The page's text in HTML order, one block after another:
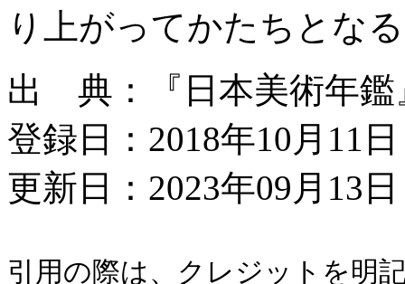
り上がってかたちとな
出 典：『日本美術年鑑
登録日：2018年10月11日
更新日：2023年09月13
引用の際は、クレジットを明